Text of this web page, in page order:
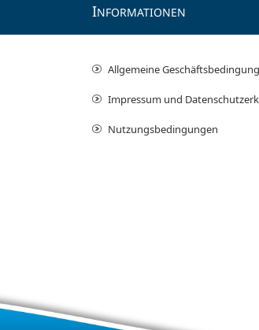
INFORMATIONEN
Allgemeine
Impressum und
Nutzungsbedingungen